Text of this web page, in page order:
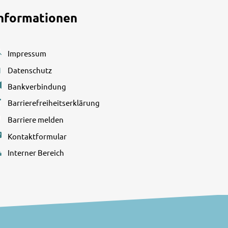
Impressum
Datenschutz
Bankverbindung
Barrierefreiheitserklärung
Barriere melden
Kontaktformular
Interner Bereich